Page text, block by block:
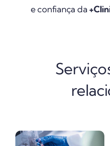
e confiança da